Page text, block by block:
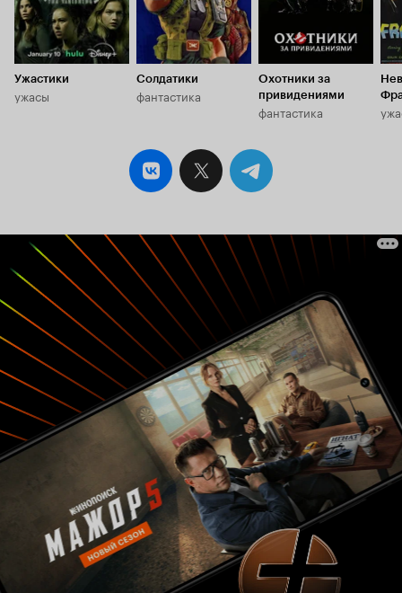
Ужастики
ужасы
Солдатики
фантастика
Охотники за
привидениями
фантастика